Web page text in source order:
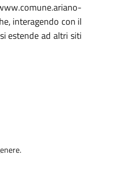
interagendo con il
estende ad altri siti